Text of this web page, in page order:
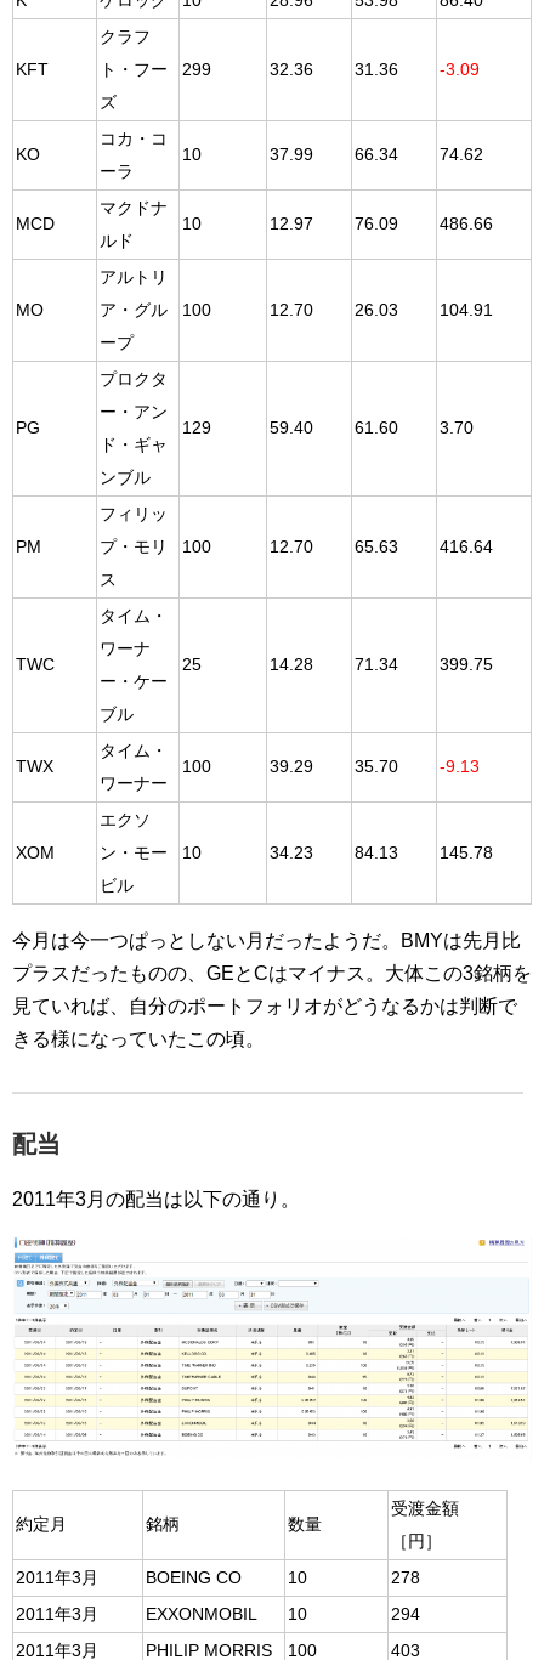
KFT
クラフ
ト・フー
ズ
299 32.36 31.36 -3.09
KO
コカ・コ
ーラ
10 37.99 66.34 74.62
MCD
マクドナ
ルド
10 12.97 76.09 486.66
MO
アルトリ
ア・グル
ープ
100 12.70 26.03 104.91
PG
プロクタ
ー・アン
ド・ギャ
ンブル
129 59.40 61.60 3.70
PM
フィリッ
プ・モリ
ス
100 12.70 65.63 416.64
TWC
タイム・
ワーナ
ー・ケー
ブル
25 14.28 71.34 399.75
TWX
タイム・
ワーナー
100 39.29 35.70 -9.13
XOM
エクソ
ン・モー
ビル
10 34.23 84.13 145.78
今月は今一つぱっとしない月だったようだ。BMYは先月比
プラスだったものの、GEとCはマイナス。大体この3銘柄を
見ていれば、自分のポートフォリオがどうなるかは判断で
きる様になっていたこの頃。
配当
2011年3月の配当は以下の通り。
約定月 銘柄 数量
受渡金額
［円］
2011年3月
BOEING CO 10
278
2011年3月
EXXONMOBIL 10
294
2011年3月
PHILIP MORRIS 100 403